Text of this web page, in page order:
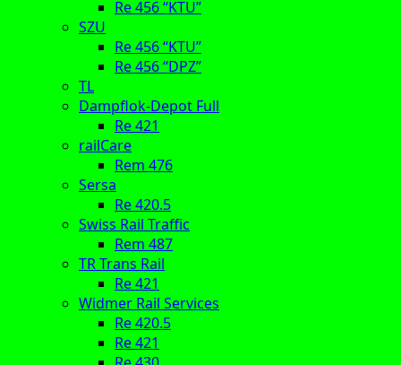
Re 456 “KTU”
SZU
Re 456 “KTU”
Re 456 “DPZ”
TL
Dampflok-Depot Full
Re 421
railCare
Rem 476
Sersa
Re 420.5
Swiss Rail Traffic
Rem 487
TR Trans Rail
Re 421
Widmer Rail Services
Re 420.5
Re 421